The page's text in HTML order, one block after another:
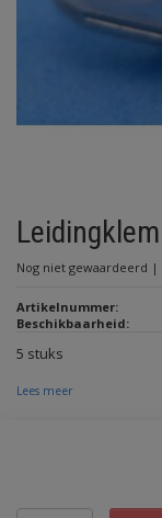
Nog niet gewaardeerd |
Artikelnummer:
Beschikbaarheid:
5 stuks
Lees meer